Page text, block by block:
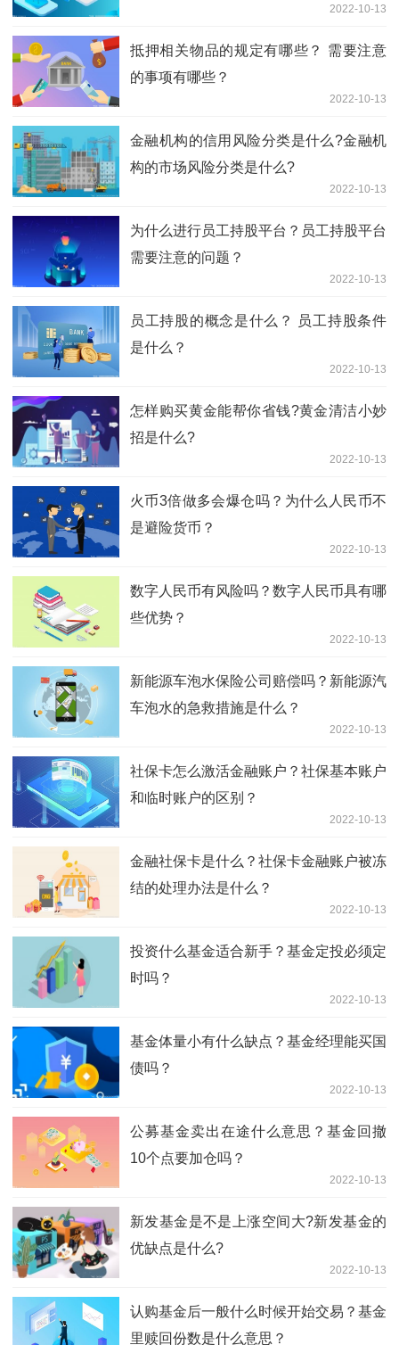
2022-10-13
抵押相关物品的规定有哪些？ 需要注意
的事项有哪些？
2022-10-13
金融机构的信用风险分类是什么?金融机
构的市场风险分类是什么?
2022-10-13
为什么进行员工持股平台？员工持股平台
需要注意的问题？
2022-10-13
员工持股的概念是什么？ 员工持股条件
是什么？
2022-10-13
怎样购买黄金能帮你省钱?黄金清洁小妙
招是什么?
2022-10-13
火币3倍做多会爆仓吗？为什么人民币不
是避险货币？
2022-10-13
数字人民币有风险吗？数字人民币具有哪
些优势？
2022-10-13
新能源车泡水保险公司赔偿吗？新能源汽
车泡水的急救措施是什么？
2022-10-13
社保卡怎么激活金融账户？社保基本账户
和临时账户的区别？
2022-10-13
金融社保卡是什么？社保卡金融账户被冻
结的处理办法是什么？
2022-10-13
投资什么基金适合新手？基金定投必须定
时吗？
2022-10-13
基金体量小有什么缺点？基金经理能买国
债吗？
2022-10-13
公募基金卖出在途什么意思？基金回撤
10个点要加仓吗？
2022-10-13
新发基金是不是上涨空间大?新发基金的
优缺点是什么?
2022-10-13
认购基金后一般什么时候开始交易？基金
里赎回份数是什么意思？